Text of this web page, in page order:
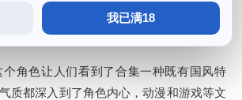
我已满18
角色让人们看到了合集一种既有国风特
质都深入到了角色内心，动漫和游戏等文